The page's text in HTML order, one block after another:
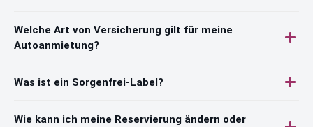
Welche Art von Versicherung gilt für meine
Autoanmietung?
Was ist ein Sorgenfrei-Label?
Wie kann ich meine Reservierung ändern oder